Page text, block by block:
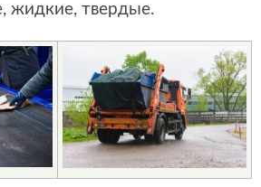
жидкие, твердые.